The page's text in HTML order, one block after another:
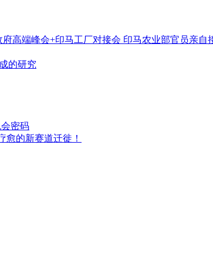
高端峰会+印马工厂对接会 印马农业部官员亲自
的研究
密码
愈的新赛道迁徙！